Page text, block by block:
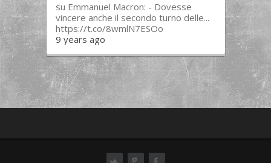
su Emmanuel Macron: - Dovesse
vincere anche il secondo turno delle...
https://t.co/8wmlN7ESOo
9 years ago